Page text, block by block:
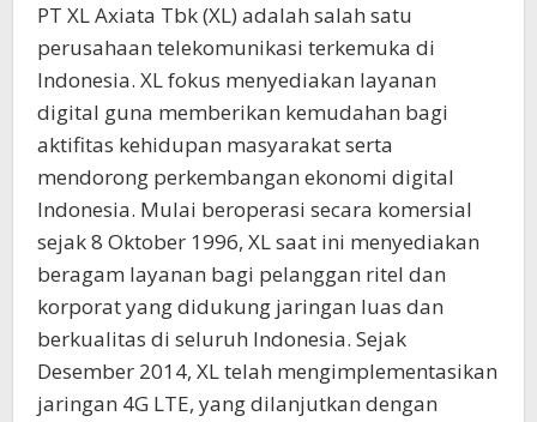
PT XL Axiata Tbk (XL) adalah salah satu
perusahaan telekomunikasi terkemuka di
Indonesia. XL fokus menyediakan layanan
digital guna memberikan kemudahan bagi
aktifitas kehidupan masyarakat serta
mendorong perkembangan ekonomi digital
Indonesia. Mulai beroperasi secara komersial
sejak 8 Oktober 1996, XL saat ini menyediakan
beragam layanan bagi pelanggan ritel dan
korporat yang didukung jaringan luas dan
berkualitas di seluruh Indonesia. Sejak
Desember 2014, XL telah mengimplementasikan
jaringan 4G LTE, yang dilanjutkan dengan